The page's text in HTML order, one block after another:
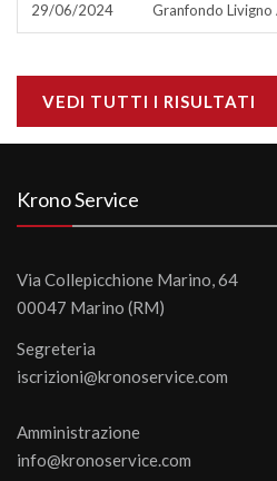
29/06/2024 Granfondo Livigno
VEDI TUTTI I RISULTATI
Krono Service
Via Collepicchione Marino, 64
00047 Marino (RM)
Segreteria
iscrizioni@kronoservice.com
Amministrazione
info@kronoservice.com